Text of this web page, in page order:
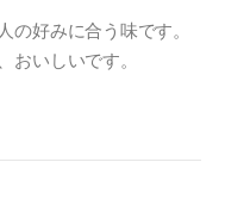
好みに合う味です。
いしいです。